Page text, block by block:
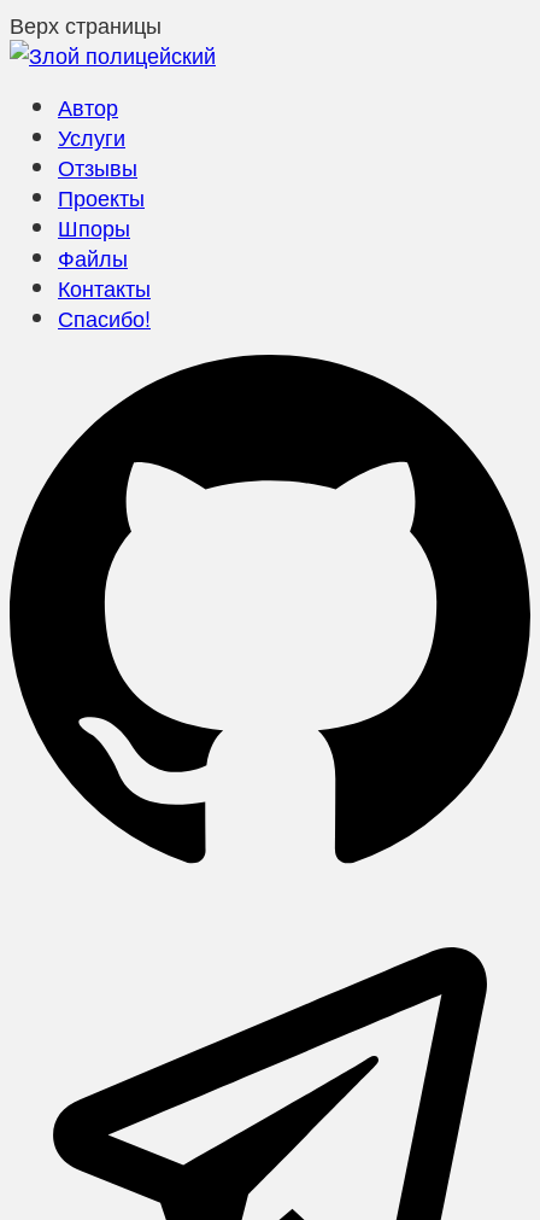
Верх страницы
Автор
Услуги
Отзывы
Проекты
Шпоры
Файлы
Контакты
Спасибо!